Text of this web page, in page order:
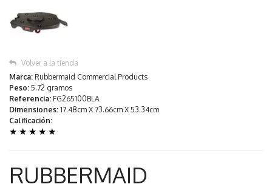
Volver a la tienda
Marca: Rubbermaid Commercial Products
Peso: 5.72 gramos
Referencia: FG265100BLA
Dimensiones: 17.48cm X 73.66cm X 53.34cm
Calificación:
★ ★ ★ ★ ★
RUBBERMAID